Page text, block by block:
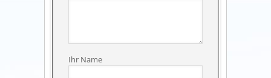
Ihr Name